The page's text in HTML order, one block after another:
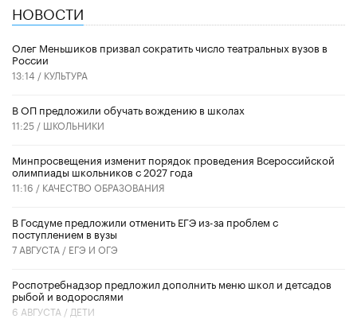
НОВОСТИ
Олег Меньшиков призвал сократить число театральных вузов в
России
13:14 / КУЛЬТУРА
В ОП предложили обучать вождению в школах
11:25 / ШКОЛЬНИКИ
Минпросвещения изменит порядок проведения Всероссийской
олимпиады школьников с 2027 года
11:16 / КАЧЕСТВО ОБРАЗОВАНИЯ
В Госдуме предложили отменить ЕГЭ из-за проблем с
поступлением в вузы
7 АВГУСТА / ЕГЭ И ОГЭ
Роспотребнадзор предложил дополнить меню школ и детсадов
рыбой и водорослями
6 АВГУСТА / ДЕТИ